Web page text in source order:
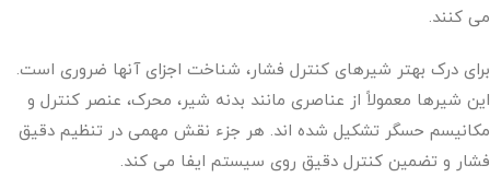
می کنند.
برای درک بهتر شیرهای کنترل فشار، شناخت اجزای آنها ضروری است.
این شیرها معمولاً از عناصری مانند بدنه شیر، محرک، عنصر کنترل و
مکانیسم حسگر تشکیل شده اند. هر جزء نقش مهمی در تنظیم دقیق
فشار و تضمین کنترل دقیق روی سیستم ایفا می کند.